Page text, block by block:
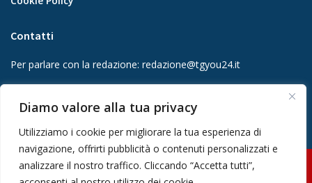
Diamo valore alla tua privacy
Utilizziamo i cookie per migliorare la tua esperienza di
navigazione, offrirti pubblicità o contenuti personalizzati e
analizzare il nostro traffico. Cliccando “Accetta tutti”,
Contatti
Per parlare con la redazione: redazione@tgyou24.it